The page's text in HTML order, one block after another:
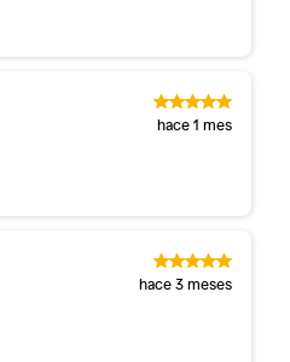
hace 1 mes
hace 3 meses